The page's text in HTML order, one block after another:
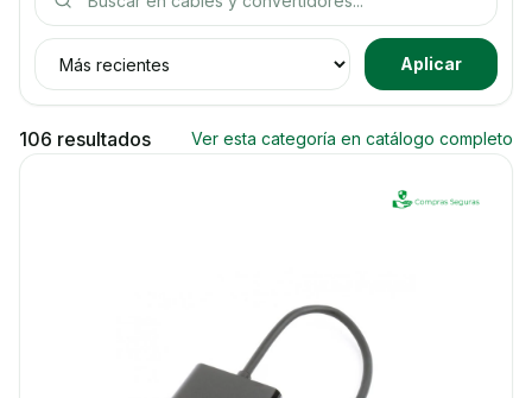
Ordenar productos
Aplicar
106 resultados Ver esta categoría en catálogo completo